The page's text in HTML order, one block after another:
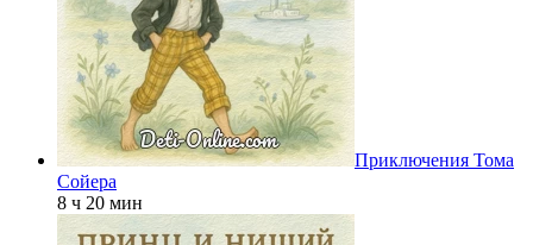
Приключения Тома
Сойера
8 ч 20 мин